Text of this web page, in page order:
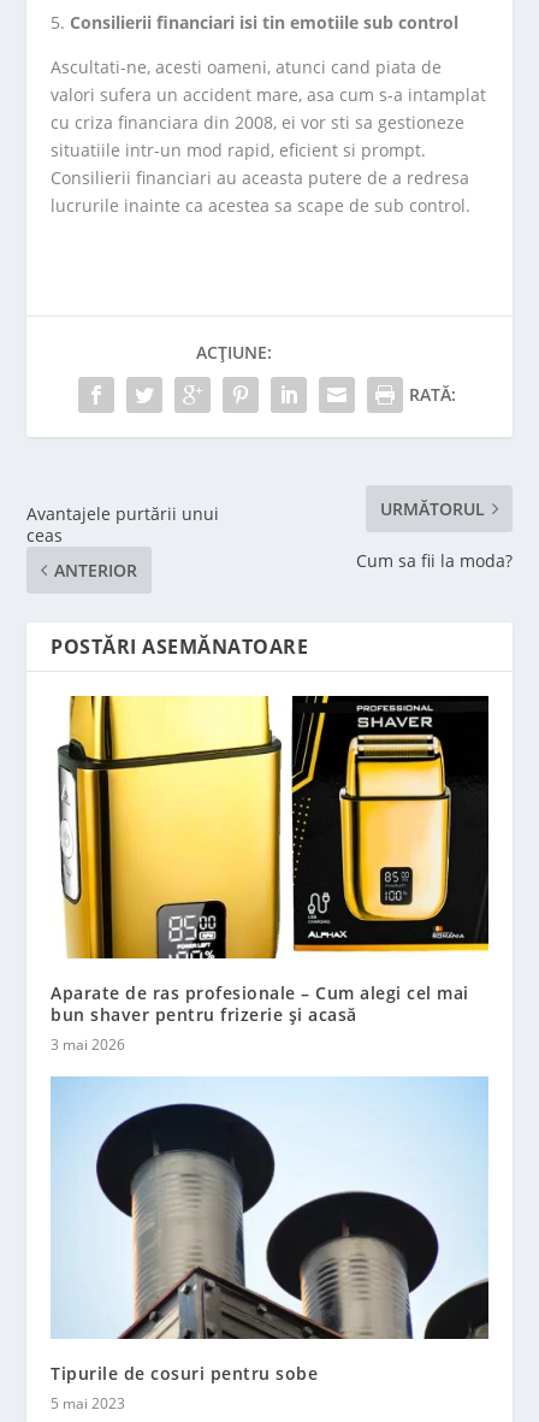
Consilierii financiari isi tin emotiile sub control
Ascultati-ne, acesti oameni, atunci cand piata de
valori sufera un accident mare, asa cum s-a intamplat
cu criza financiara din 2008, ei vor sti sa gestioneze
situatiile intr-un mod rapid, eficient si prompt.
Consilierii financiari au aceasta putere de a redresa
lucrurile inainte ca acestea sa scape de sub control.
ACȚIUNE:
RATĂ:
Avantajele purtării unui
ceas
ANTERIOR
URMĂTORUL
Cum sa fii la moda?
POSTĂRI ASEMĂNATOARE
Aparate de ras profesionale – Cum alegi cel mai
bun shaver pentru frizerie și acasă
3 mai 2026
Tipurile de cosuri pentru sobe
5 mai 2023